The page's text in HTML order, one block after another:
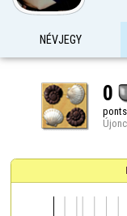
NÉVJEGY
0
Újonc